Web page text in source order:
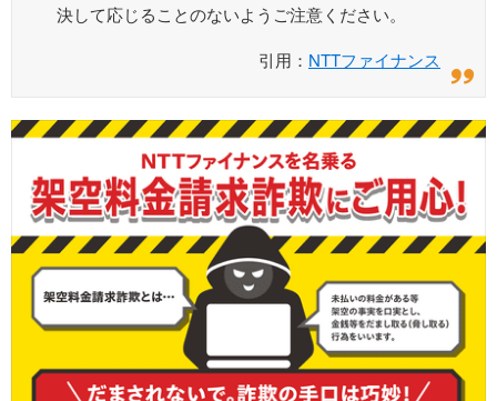
決して応じることのないようご注意ください。
引用： NTTファイナンス